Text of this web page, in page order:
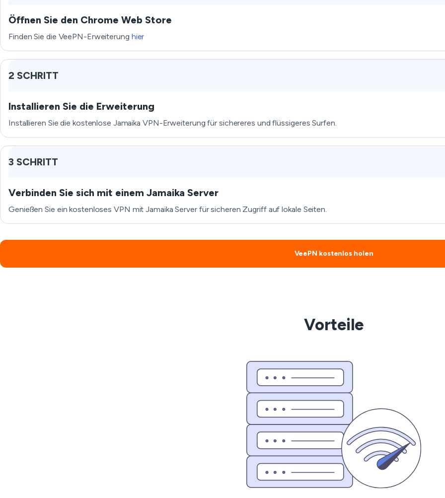
Öffnen Sie den Chrome Web Store
Finden Sie die VeePN-Erweiterung hier
2 SCHRITT
Installieren Sie die Erweiterung
Installieren Sie die kostenlose Jamaika VPN-Erweiterung für sichereres und flüssigeres Surfen.
3 SCHRITT
Verbinden Sie sich mit einem Jamaika Server
Genießen Sie ein kostenloses VPN mit Jamaika Server für sicheren Zugriff auf lokale Seiten.
VeePN kostenlos holen
Vorteile